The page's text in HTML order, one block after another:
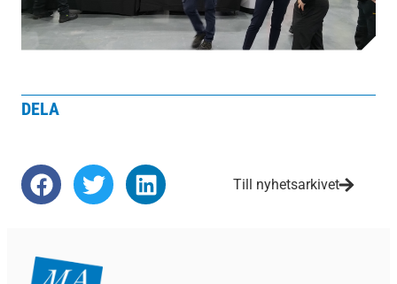
DELA
Till nyhetsarkivet